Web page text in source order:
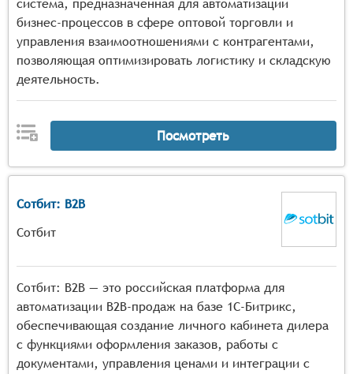
система, предназначенная для автоматизации
бизнес-процессов в сфере оптовой торговли и
управления взаимоотношениями с контрагентами,
позволяющая оптимизировать логистику и складскую
деятельность.
Посмотреть
Сотбит: B2B
Сотбит
Сотбит: B2B — это российская платформа для
автоматизации B2B-продаж на базе 1С-Битрикс,
обеспечивающая создание личного кабинета дилера
с функциями оформления заказов, работы с
документами, управления ценами и интеграции с